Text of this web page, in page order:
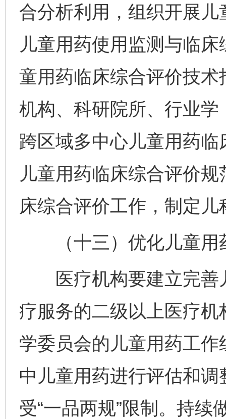
合分析利用，组织开展
儿童用药使用监测与临
童用药临床综合评价技
机构、科研院所、行业
跨区域多中心儿童用药
儿童用药临床综合评价
床综合评价工作，制定
（十三）优化儿童用
医疗机构要建立完善
疗服务的二级以上医疗
学委员会的儿童用药工
中儿童用药进行评估和
受“一品两规”限制。持